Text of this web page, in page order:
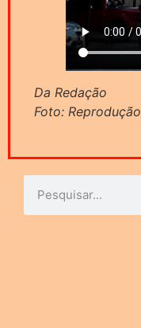
Da Redação
Foto: Reprodução